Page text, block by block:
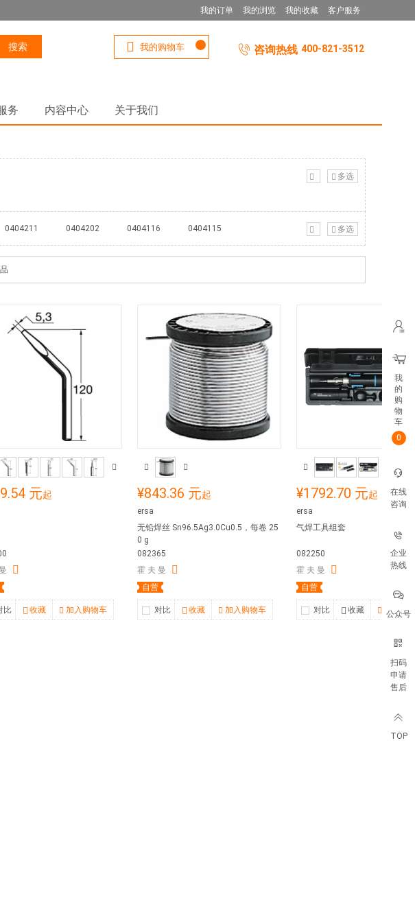
我的订单 我的浏览 我的收藏 客户服务
搜索 咨询热线 400-821-3512
我的购物车
务 内容中心 关于我们
多选
0404211 0404202 0404116
0404115
多选
元起
比 收藏 加入购物车
¥843.36 元起
ersa
无铅焊丝 Sn96.5Ag3.0Cu0.5，每卷 25
0 g
082365
霍 夫 曼
自营
对比 收藏 加入购物车
¥1792.70 元起
ersa
气焊工具组套
082250
霍 夫 曼
自营
对比 收藏 加入购
我
的
购
物
车
0
在线
咨询
企业
热线
公众号
扫码
申请
售后
TOP